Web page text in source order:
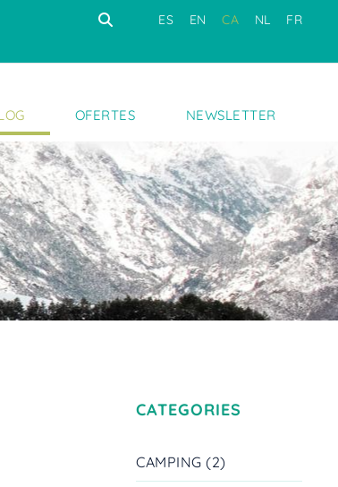
ES EN CA NL FR
OFERTES NEWSLETTER
CATEGORIES
CAMPING (2)